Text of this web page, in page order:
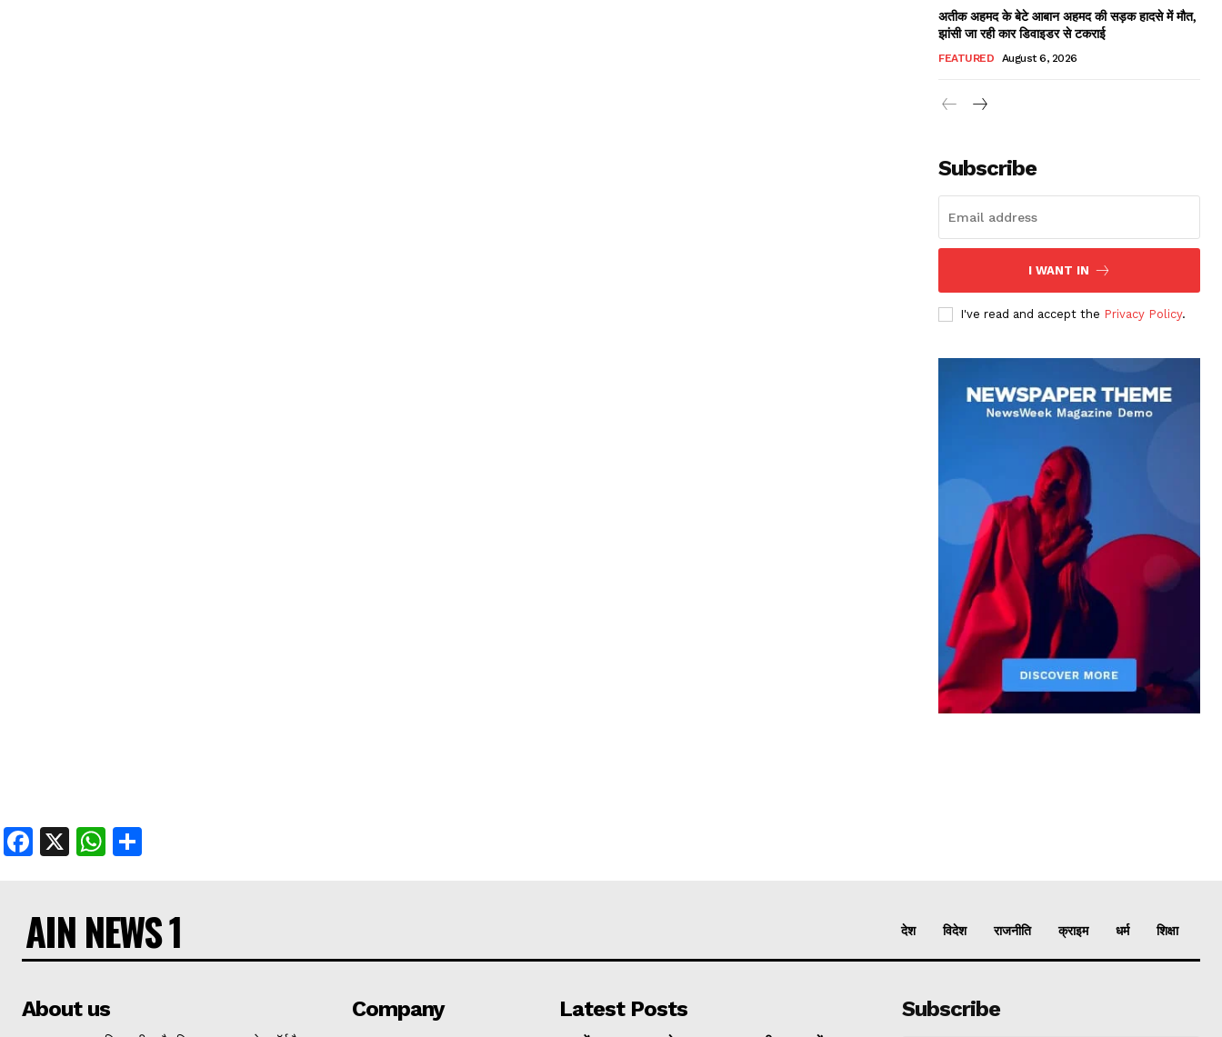
अतीक अहमद के बेटे आबान अहमद की सड़क हादसे में मौत,
झांसी जा रही कार डिवाइडर से टकराई
FEATURED August 6, 2026
Subscribe
I WANT IN
I've read and accept the Privacy Policy.
Facebook
X WhatsApp
AIN NEWS 1 देश विदेश राजनीति क्राइम धर्म शिक्षा
About us Company Latest Posts Subscribe